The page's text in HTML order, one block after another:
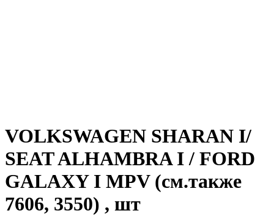
VOLKSWAGEN SHARAN I/
SEAT ALHAMBRA I / FORD
GALAXY I MPV (см.также
7606, 3550) , шт